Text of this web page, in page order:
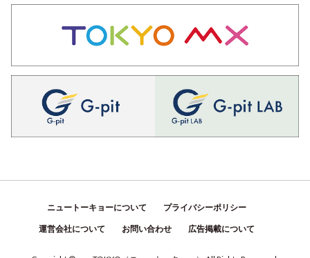
ニュートーキョーについて プライバシーポリシー
運営会社について お問い合わせ 広告掲載について